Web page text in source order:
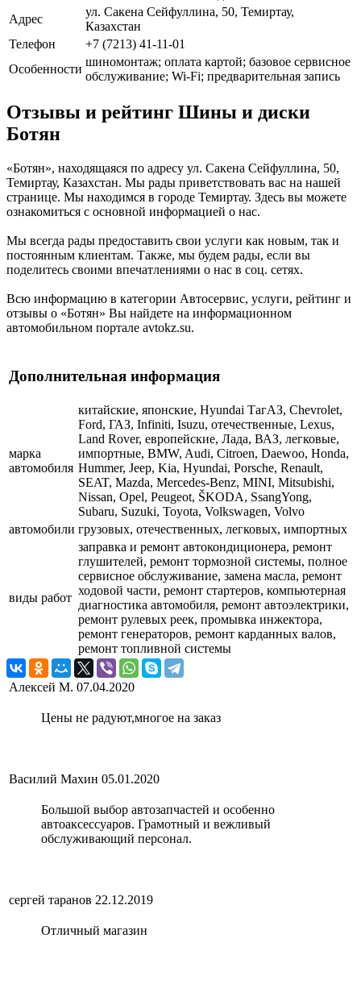
Адрес
ул. Сакена Сейфуллина, 50, Темиртау,
Казахстан
Телефон
+7 (7213) 41-11-01
Особенности
шиномонтаж; оплата картой; базовое сервисное
обслуживание; Wi-Fi; предварительная запись
Отзывы и рейтинг Шины и диски
Ботян
«Ботян», находящаяся по адресу ул. Сакена Сейфуллина, 50,
Темиртау, Казахстан. Мы рады приветствовать вас на нашей
странице. Мы находимся в городе Темиртау. Здесь вы можете
ознакомиться с основной информацией о нас.
Мы всегда рады предоставить свои услуги как новым, так и
постоянным клиентам. Также, мы будем рады, если вы
поделитесь своими впечатлениями о нас в соц. сетях.
Всю информацию в категории Автосервис, услуги, рейтинг и
отзывы о «Ботян» Вы найдете на информационном
автомобильном портале avtokz.su.
Дополнительная информация
марка
автомобиля
китайские, японские, Hyundai ТагАЗ, Chevrolet,
Ford, ГАЗ, Infiniti, Isuzu, отечественные, Lexus,
Land Rover, европейские, Лада, ВАЗ, легковые,
импортные, BMW, Audi, Citroen, Daewoo, Honda,
Hummer, Jeep, Kia, Hyundai, Porsche, Renault,
SEAT, Mazda, Mercedes-Benz, MINI, Mitsubishi,
Nissan, Opel, Peugeot, ŠKODA, SsangYong,
Subaru, Suzuki, Toyota, Volkswagen, Volvo
автомобили грузовых, отечественных, легковых, импортных
виды работ
заправка и ремонт автокондиционера, ремонт
глушителей, ремонт тормозной системы, полное
сервисное обслуживание, замена масла, ремонт
ходовой части, ремонт стартеров, компьютерная
диагностика автомобиля, ремонт автоэлектрики,
ремонт рулевых реек, промывка инжектора,
ремонт генераторов, ремонт карданных валов,
ремонт топливной системы
Алексей М. 07.04.2020
Цены не радуют,многое на заказ
Василий Махин 05.01.2020
Большой выбор автозапчастей и особенно
автоаксессуаров. Грамотный и вежливый
обслуживающий персонал.
сергей таранов 22.12.2019
Отличный магазин